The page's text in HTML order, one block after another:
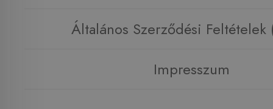
Általános Szerződési Feltételek
Impresszum